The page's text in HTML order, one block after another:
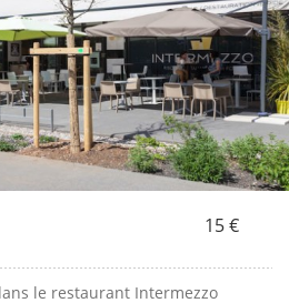
15 €
le restaurant Intermezzo